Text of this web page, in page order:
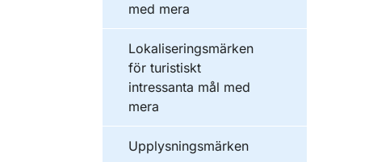
med mera
Lokaliseringsmärken
för turistiskt
intressanta mål med
mera
Upplysningsmärken